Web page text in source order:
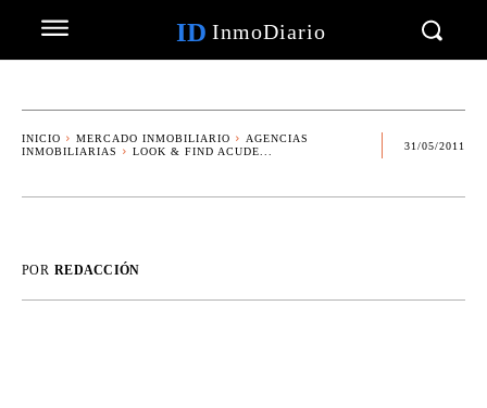
ID InmoDiario
INICIO MERCADO INMOBILIARIO
AGENCIAS
INMOBILIARIAS
LOOK & FIND ACUDE...
31/05/2011
POR REDACCIÓN